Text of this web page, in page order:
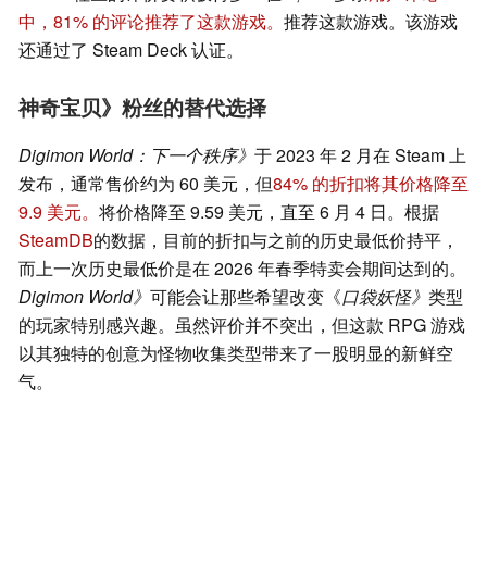
中，81% 的评论推荐了这款游戏。 推荐这款游戏。该游戏
还通过了 Steam Deck 认证。
神奇宝贝》粉丝的替代选择
Digimon World：下一个秩序》 于 2023 年 2 月在 Steam 上
发布，通常售价约为 60 美元，但84% 的折扣将其价格降至
9.9 美元。 将价格降至 9.59 美元，直至 6 月 4 日。根据
SteamDB的数据，目前的折扣与之前的历史最低价持平，
而上一次历史最低价是在 2026 年春季特卖会期间达到的。
Digimon World》 可能会让那些希望改变《口袋妖怪》 类型
的玩家特别感兴趣。虽然评价并不突出，但这款 RPG 游戏
以其独特的创意为怪物收集类型带来了一股明显的新鲜空
气。